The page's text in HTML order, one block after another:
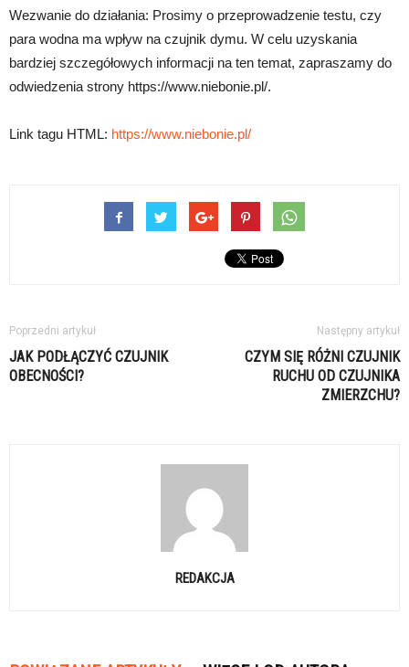
Wezwanie do działania: Prosimy o przeprowadzenie testu, czy
para wodna ma wpływ na czujnik dymu. W celu uzyskania
bardziej szczegółowych informacji na ten temat, zapraszamy do
odwiedzenia strony https://www.niebonie.pl/.
Link tagu HTML: https://www.niebonie.pl/
Poprzedni artykuł
JAK PODŁĄCZYĆ CZUJNIK
OBECNOŚCI?
Następny artykuł
CZYM SIĘ RÓŻNI CZUJNIK
RUCHU OD CZUJNIKA
ZMIERZCHU?
REDAKCJA